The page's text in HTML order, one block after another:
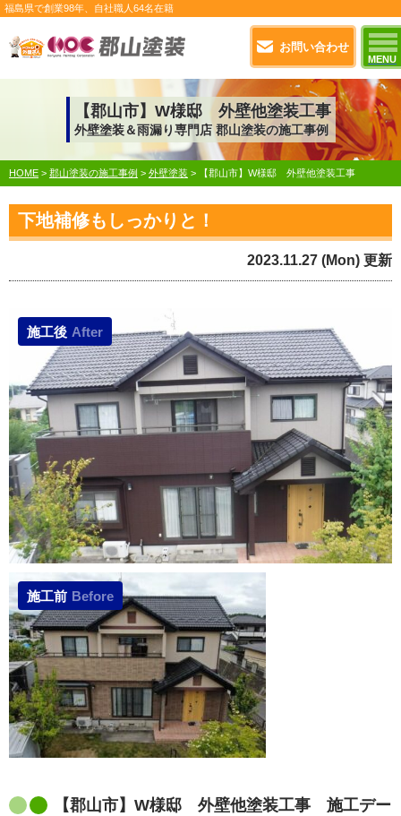
お問い合わせ
MENU
福島県で創業98年 、自社職人 64名在籍
【郡山市】W様邸 外壁他塗装工事
外壁塗装＆雨漏り専門店 郡山塗装の施工事例
HOME > 郡山塗装の施工事例 > 外壁塗装 > 【郡山市】W様邸 外壁他塗装工事
下地補修もしっかりと！
2023.11.27 (Mon) 更新
施工後 After
施工前 Before
【郡山市】W様邸 外壁他塗装工事 施工デー